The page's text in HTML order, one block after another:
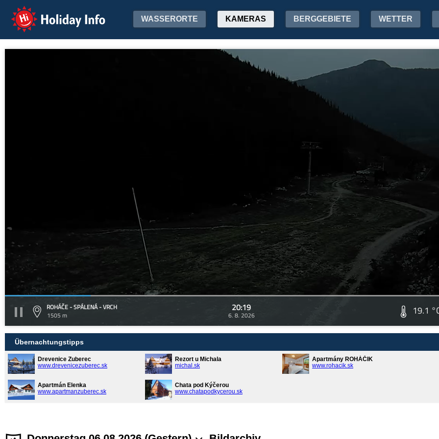
Holiday Info WASSERORTE KAMERAS BERGGEBIETE WETTER
ROHÁČE - SPÁLENÁ - VRCH
1505 m
20:19
6. 8. 2026 19.1
Übernachtungstipps
Drevenice Zuberec
www.drevenicezuberec.sk
Rezort u Michala
michal.sk
Apartmány ROHÁČIK
www.rohacik.sk
Apartmán Elenka
www.apartmanzuberec.sk
Chata pod Kýčerou
www.chatapodkycerou.sk